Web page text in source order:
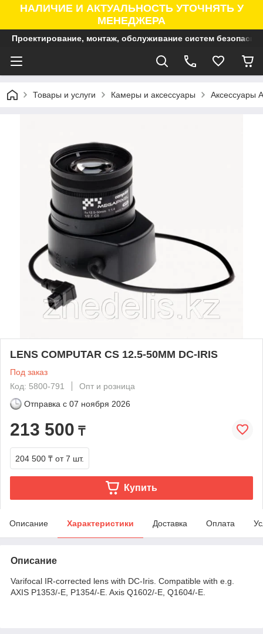
НАЛИЧИЕ И АКТУАЛЬНОСТЬ УТОЧНЯТЬ У
МЕНЕДЖЕРА
Проектирование, монтаж, обслуживание систем
Товары и услуги Камеры и аксессуары Аксессуары
LENS COMPUTAR CS 12.5-50MM DC-IRIS
Под заказ
Код: 5800-791
Опт и розница
Отправка с 07 ноября 2026
213 500 ₸
204 500 ₸ от 7 шт.
Купить
Описание Характеристики Доставка Оплата
Описание
Varifocal IR-corrected lens with DC-Iris. Compatible with e.g.
AXIS P1353/-E, P1354/-E. Axis Q1602/-E, Q1604/-E.